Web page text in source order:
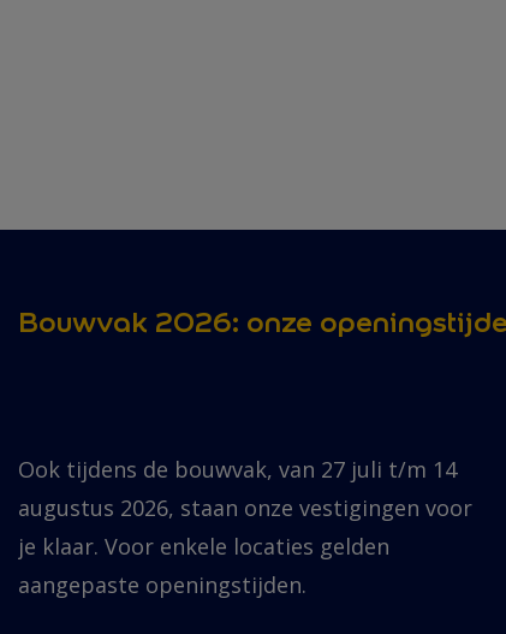
Bouwvak 2026: onze
Ook tijdens de bouwvak, van 27 juli t/m 14
augustus 2026, staan onze vestigingen voor
je klaar. Voor enkele locaties gelden
aangepaste openingstijden.